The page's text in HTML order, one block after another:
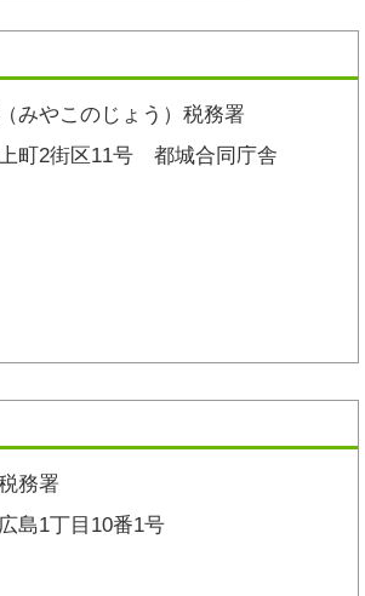
みやこのじょう）税務署
町2街区11号 都城合同庁舎
務署
島1丁目10番1号